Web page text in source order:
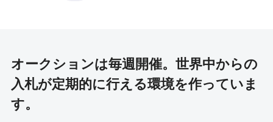
オークションは毎週開催。 世界中からの
入札が定期的に行える環境を作っていま
す。